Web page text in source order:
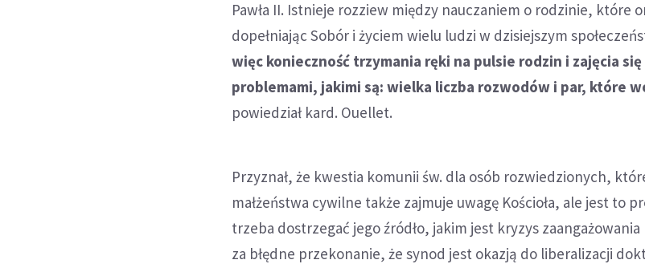
Pawła II. Istnieje rozziew między nauczaniem o rodzinie, które
dopełniając Sobór i życiem wielu ludzi w dzisiejszym
więc konieczność trzymania ręki na pulsie rodzin i zajęcia
problemami, jakimi są: wielka liczba rozwodów i par, które
powiedział kard. Ouellet.
Przyznał, że kwestia komunii św. dla osób rozwiedzionych,
małżeństwa cywilne także zajmuje uwagę Kościoła, ale jest to
trzeba dostrzegać jego źródło, jakim jest kryzys zaangażowania
za błędne przekonanie, że synod jest okazją do liberalizacji